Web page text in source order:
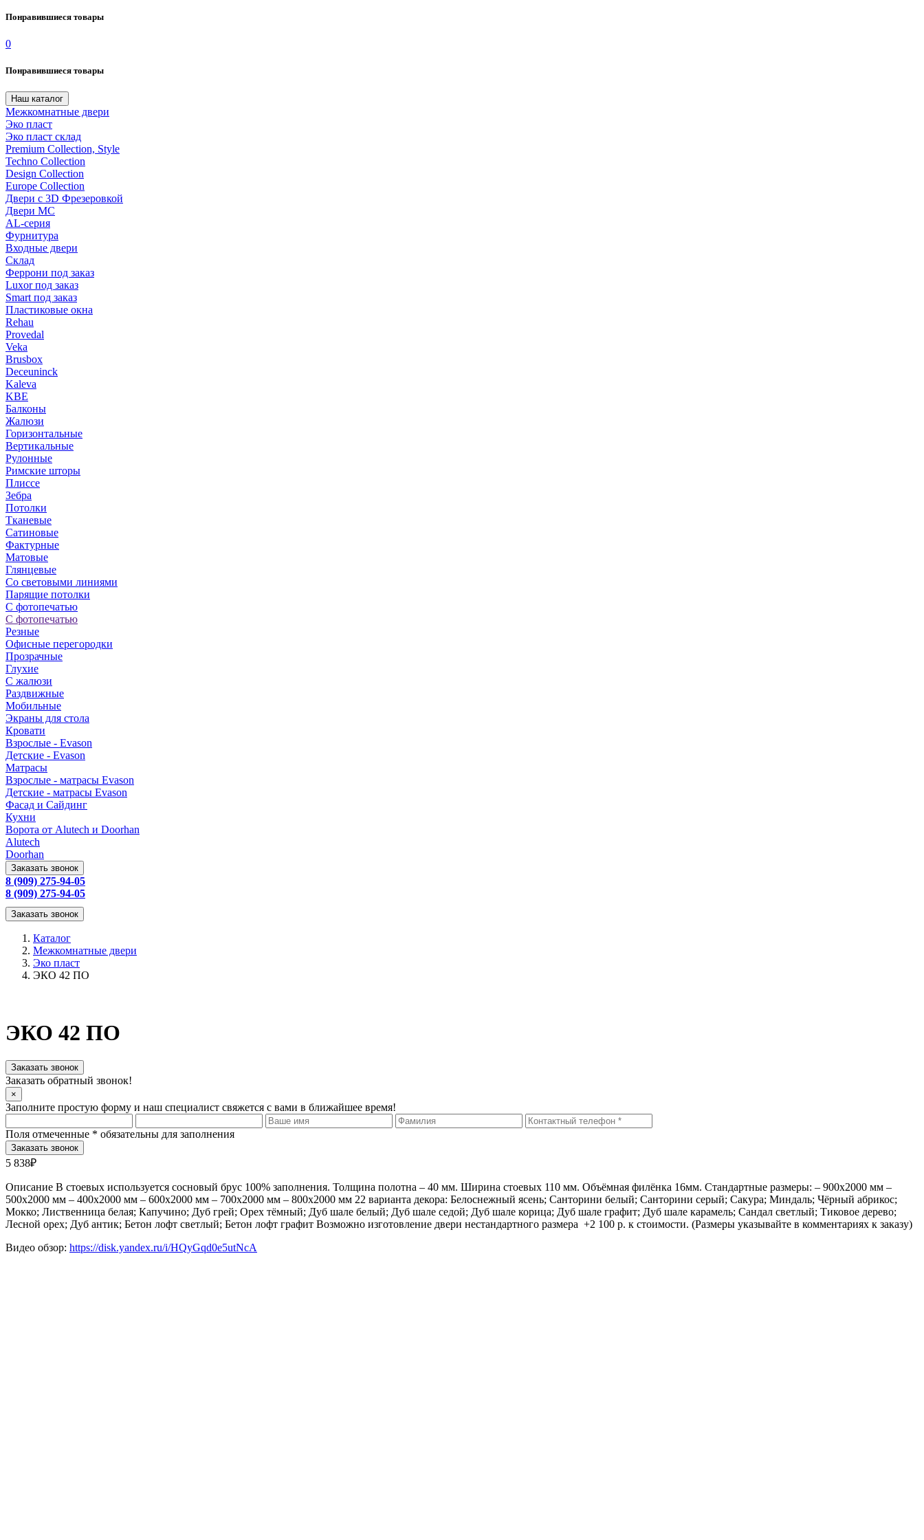
Понравившиеся товары
0
Понравившиеся товары
Наш каталог
Межкомнатные двери
Эко пласт
Эко пласт склад
Premium Collection, Style
Techno Collection
Design Collection
Europe Collection
Двери с 3D Фрезеровкой
Двери МС
AL-серия
Фурнитура
Входные двери
Склад
Феррони под заказ
Luxor под заказ
Smart под заказ
Пластиковые окна
Rehau
Provedal
Veka
Brusbox
Deceuninck
Kaleva
KBE
Балконы
Жалюзи
Горизонтальные
Вертикальные
Рулонные
Римские шторы
Плиссе
Зебра
Потолки
Тканевые
Сатиновые
Фактурные
Матовые
Глянцевые
Со световыми линиями
Парящие потолки
С фотопечатью
С фотопечатью
Резные
Офисные перегородки
Прозрачные
Глухие
С жалюзи
Раздвижные
Мобильные
Экраны для стола
Кровати
Взрослые - Evason
Детские - Evason
Матрасы
Взрослые - матрасы Evason
Детские - матрасы Evason
Фасад и Сайдинг
Кухни
Ворота от Alutech и Doorhan
Alutech
Doorhan
Заказать звонок
8 (909) 275-94-05
8 (909) 275-94-05
Заказать звонок
Каталог
Межкомнатные двери
Эко пласт
ЭКО 42 ПО
ЭКО 42 ПО
Заказать звонок
Заказать обратный звонок!
×
Заполните простую форму и наш специалист свяжется с вами в ближайшее время!
Поля отмеченные * обязательны для заполнения
5 838₽
Описание В стоевых используется сосновый брус 100% заполнения. Толщина полотна – 40 мм. Ширина стоевых 110 мм. Объёмная филёнка 16мм. Стандартные размеры: – 900х2000 мм –
500х2000 мм – 400х2000 мм – 600х2000 мм – 700х2000 мм – 800х2000 мм 22 варианта декора: Белоснежный ясень; Санторини белый; Санторини серый; Сакура; Миндаль; Чёрный абрикос;
Мокко; Лиственница белая; Капучино; Дуб грей; Орех тёмный; Дуб шале белый; Дуб шале седой; Дуб шале корица; Дуб шале графит; Дуб шале карамель; Сандал светлый; Тиковое дерево;
Лесной орех; Дуб антик; Бетон лофт светлый; Бетон лофт графит Возможно изготовление двери нестандартного размера +2 100 р. к стоимости. (Размеры указывайте в комментариях к заказу)
Видео обзор: https://disk.yandex.ru/i/HQyGqd0e5utNcA